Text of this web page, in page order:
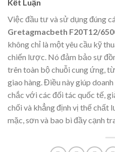
Kết Luận
Việc đầu tư và sử dụng đúng
Gretagmacbeth F20T12/
không chỉ là một yêu cầu kỹ
chiến lược. Nó đảm bảo sự
trên toàn bộ chuỗi cung ứng,
giao hàng. Điều này giúp
chắc với các đối tác quốc tế,
chối và khẳng định vị thế
mặc, sơn và bao bì đầy cạnh